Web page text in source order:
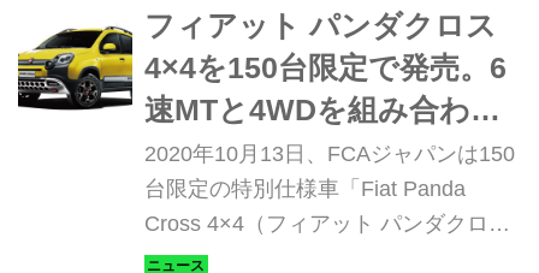
フィアット パンダクロス
4×4を150台限定で発売。6
速MTと4WDを組み合わせ
た超個性派SUV
2020年10月13日、FCAジャパンは150
台限定の特別仕様車「Fiat Panda
Cross 4×4（フィアット パンダクロス
フォーバイフォー）」を発売した。車